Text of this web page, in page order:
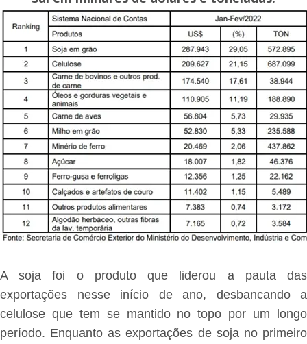
A soja foi o produto que liderou a pauta das
exportações nesse início de ano, desbancando a
celulose que tem se mantido no topo por um longo
período. Enquanto as exportações de soja no primeiro